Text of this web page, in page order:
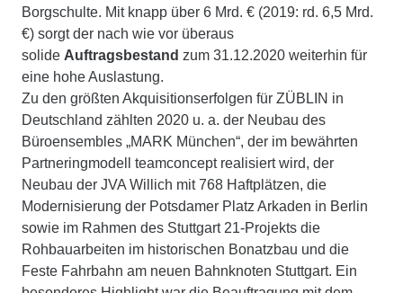
Borgschulte. Mit knapp über 6 Mrd. € (2019: rd. 6,5 Mrd.
€) sorgt der nach wie vor überaus
solide Auftragsbestand zum 31.12.2020 weiterhin für
eine hohe Auslastung.
Zu den größten Akquisitionserfolgen für ZÜBLIN in
Deutschland zählten 2020 u. a. der Neubau des
Büroensembles „MARK München“, der im bewährten
Partneringmodell teamconcept realisiert wird, der
Neubau der JVA Willich mit 768 Haftplätzen, die
Modernisierung der Potsdamer Platz Arkaden in Berlin
sowie im Rahmen des Stuttgart 21-Projekts die
Rohbauarbeiten im historischen Bonatzbau und die
Feste Fahrbahn am neuen Bahnknoten Stuttgart. Ein